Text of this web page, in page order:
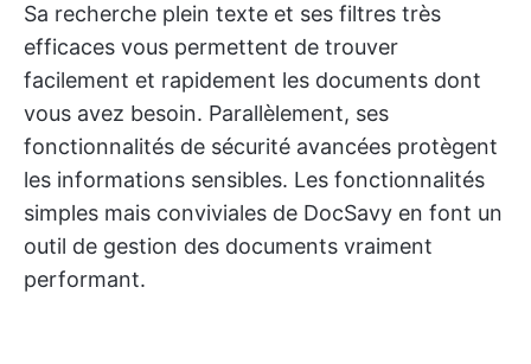
Sa recherche plein texte et ses filtres très
efficaces vous permettent de trouver
facilement et rapidement les documents dont
vous avez besoin. Parallèlement, ses
fonctionnalités de sécurité avancées protègent
les informations sensibles. Les fonctionnalités
simples mais conviviales de DocSavy en font un
outil de gestion des documents vraiment
performant.